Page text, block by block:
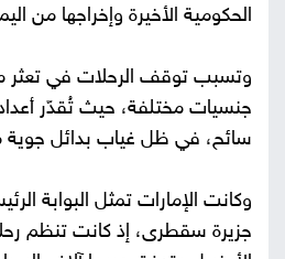
الحكومية الأخيرة وإخراجها من
وتسبب توقف الرحلات في تعثر
سائح، في ظل غياب بدائل جوية
وكانت الإمارات تمثل البوابة
جزيرة سقطرى، إذ كانت تنظم